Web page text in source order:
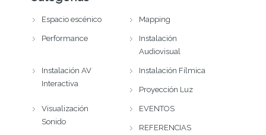
Espacio escénico Mapping
Performance
Instalación
Audiovisual
Instalación AV
Interactiva
Instalación Fílmica
Proyección Luz
Visualización
Sonido
EVENTOS
REFERENCIAS